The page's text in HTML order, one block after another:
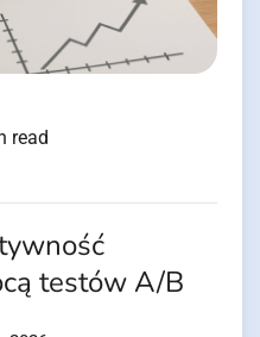
read
testów A/B